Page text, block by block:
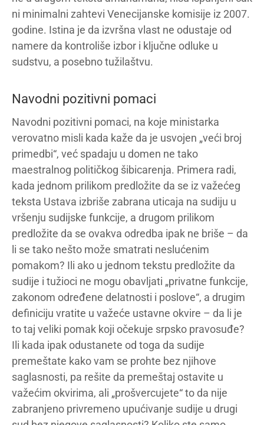
ni minimalni zahtevi Venecijanske komisije iz 2007.
godine. Istina je da izvršna vlast ne odustaje od
namere da kontroliše izbor i ključne odluke u
sudstvu, a posebno tužilaštvu.
Navodni pozitivni pomaci
Navodni pozitivni pomaci, na koje ministarka
verovatno misli kada kaže da je usvojen „veći broj
primedbi“, već spadaju u domen ne tako
maestralnog političkog šibicarenja. Primera radi,
kada jednom prilikom predložite da se iz važećeg
teksta Ustava izbriše zabrana uticaja na sudiju u
vršenju sudijske funkcije, a drugom prilikom
predložite da se ovakva odredba ipak ne briše – da
li se tako nešto može smatrati neslućenim
pomakom? Ili ako u jednom tekstu predložite da
sudije i tužioci ne mogu obavljati „privatne funkcije,
zakonom određene delatnosti i poslove“, a drugim
definiciju vratite u važeće ustavne okvire – da li je
to taj veliki pomak koji očekuje srpsko pravosuđe?
Ili kada ipak odustanete od toga da sudije
premeštate kako vam se prohte bez njihove
saglasnosti, pa rešite da premeštaj ostavite u
važećim okvirima, ali „prošvercujete“ to da nije
zabranjeno privremeno upućivanje sudije u drugi